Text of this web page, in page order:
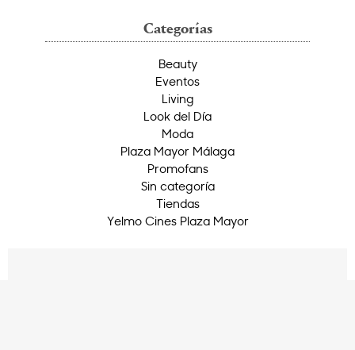
Categorías
Beauty
Eventos
Living
Look del Día
Moda
Plaza Mayor Málaga
Promofans
Sin categoría
Tiendas
Yelmo Cines Plaza Mayor